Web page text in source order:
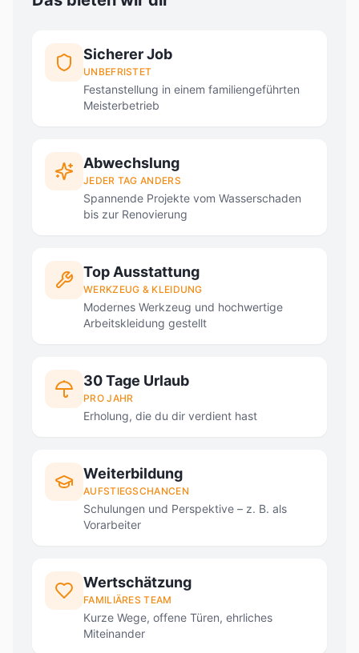
Sicherer Job
UNBEFRISTET
Festanstellung in einem familiengeführten
Meisterbetrieb
Abwechslung
JEDER TAG ANDERS
Spannende Projekte vom Wasserschaden
bis zur Renovierung
Top Ausstattung
WERKZEUG & KLEIDUNG
Modernes Werkzeug und hochwertige
Arbeitskleidung gestellt
30 Tage Urlaub
PRO JAHR
Erholung, die du dir verdient hast
Weiterbildung
AUFSTIEGSCHANCEN
Schulungen und Perspektive – z. B. als
Vorarbeiter
Wertschätzung
FAMILIÄRES TEAM
Kurze Wege, offene Türen, ehrliches
Miteinander